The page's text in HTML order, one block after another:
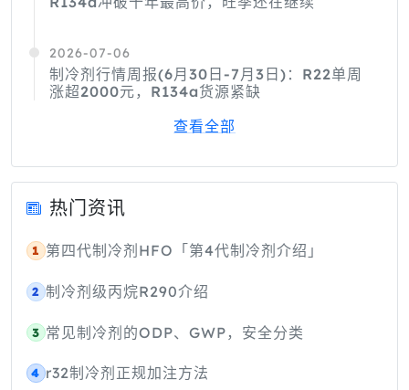
2026-07-06
制冷剂行情周报(6月30日-7月3日)：R22单周
涨超2000元，R134a货源紧缺
查看全部
热门资讯
1 第四代制冷剂HFO「第4代制冷剂介绍」
2 制冷剂级丙烷R290介绍
3 常见制冷剂的ODP、GWP，安全分类
4 r32制冷剂正规加注方法